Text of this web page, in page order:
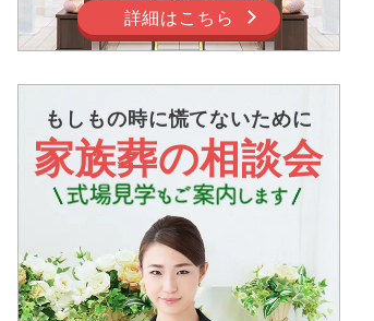
詳細はこちら
もしもの時に慌てないために
家族葬の相談会